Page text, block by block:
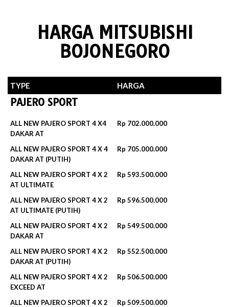
HARGA MITSUBISHI
BOJONEGORO
TYPE HARGA
PAJERO SPORT
ALL NEW PAJERO SPORT 4 X4
DAKAR AT
Rp 702.000.000
ALL NEW PAJERO SPORT 4 X 4
DAKAR AT (PUTIH)
Rp 705.000.000
ALL NEW PAJERO SPORT 4 X 2
AT ULTIMATE
Rp 593.500.000
ALL NEW PAJERO SPORT 4 X 2
AT ULTIMATE (PUTIH)
Rp 596.500.000‬
ALL NEW PAJERO SPORT 4 X 2
DAKAR AT
Rp 549.500.000
ALL NEW PAJERO SPORT 4 X 2
DAKAR AT (PUTIH)
Rp 552.500.000‬
ALL NEW PAJERO SPORT 4 X 2
EXCEED AT
Rp 506.500.000
ALL NEW PAJERO SPORT 4 X 2
Rp 509.500.000‬